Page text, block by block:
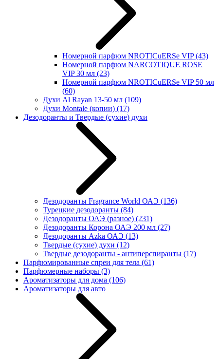
Номерной парфюм NROTICuERSe VIP(43)
Номерной парфюм NARCOTIQUE ROSE
VIP 30 мл (23)
Номерной парфюм NROTICuERSe VIP 50 мл
(60)
Духи Al Rayan 13-50 мл (109)
Духи Montale (копии) (17)
Дезодоранты и Твердые (сухие) духи
Дезодоранты Fragrance World ОАЭ (136)
Турецкие дезодоранты (84)
Дезодоранты ОАЭ (разное) (231)
Дезодоранты Корона ОАЭ 200 мл (27)
Дезодоранты Azka ОАЭ (13)
Твердые (сухие) духи (12)
Твердые дезодоранты - антиперспиранты (17)
Парфюмированные спреи для тела (61)
Парфюмерные наборы (3)
Ароматизаторы для дома (106)
Ароматизаторы для авто